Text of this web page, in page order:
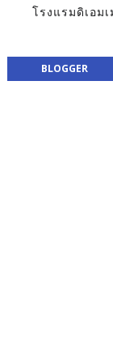
โรงแรมดิเอม
BLOGGER